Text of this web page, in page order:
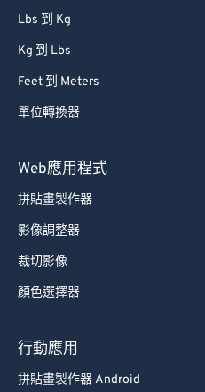
Lbs 到 Kg
Kg 到 Lbs
Feet 到 Meters
單位轉換器
Web應用程式
拼貼畫製作器
影像調整器
裁切影像
顏色選擇器
行動應用
拼貼畫製作器 Android